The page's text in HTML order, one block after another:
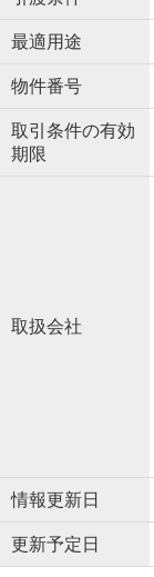
最適用途
物件番号
取引条件の有効
期限
取扱会社
情報更新日
更新予定日